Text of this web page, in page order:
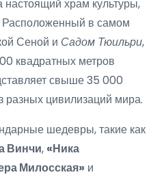
настоящий храм культуры,
Расположенный в самом
Сеной и Садом Тюильри,
квадратных метров
свыше 35 000
разных цивилизаций мира.
шедевры, такие как
Винчи, «Ника
Милосская» и